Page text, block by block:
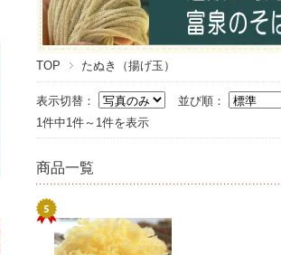
TOP たぬき（揚げ玉）
表示切替：
並び順：
1件中1件～1件を表示
商品一覧